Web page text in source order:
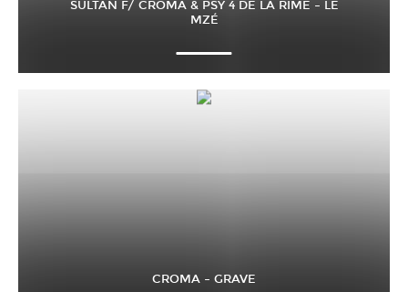
SULTAN F/ CROMA & PSY 4 DE LA RIME – LE
MZÉ
CROMA – GRAVE